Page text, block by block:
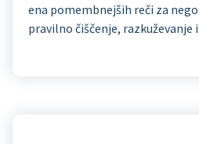
ena pomembnejših reči za
pravilno čiščenje,